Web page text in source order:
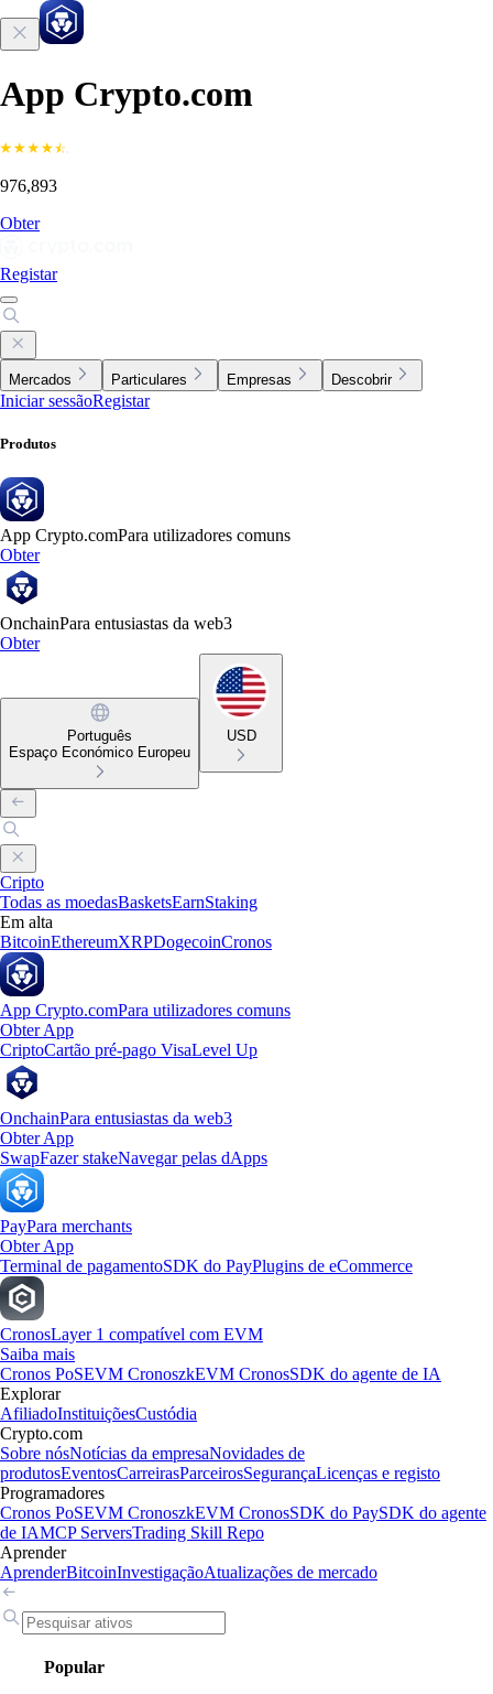
App Crypto.com
976,893
Obter
Registar
Mercados Particulares Empresas Descobrir
Iniciar sessãoRegistar
Produtos
App Crypto.comPara utilizadores comuns
Obter
OnchainPara entusiastas da web3
Obter
Português
Espaço Económico Europeu
USD
Cripto
Todas as moedasBasketsEarnStaking
Em alta
BitcoinEthereumXRPDogecoinCronos
App Crypto.comPara utilizadores comuns
Obter App
CriptoCartão pré-pago VisaLevel Up
OnchainPara entusiastas da web3
Obter App
SwapFazer stakeNavegar pelas dApps
PayPara merchants
Obter App
Terminal de pagamentoSDK do PayPlugins de eCommerce
CronosLayer 1 compatível com EVM
Saiba mais
Cronos PoSEVM CronoszkEVM CronosSDK do agente de IA
Explorar
AfiliadoInstituiçõesCustódia
Crypto.com
Sobre nósNotícias da empresaNovidades de
produtosEventosCarreirasParceirosSegurançaLicenças e registo
Programadores
Cronos PoSEVM CronoszkEVM CronosSDK do PaySDK do agente
de IAMCP ServersTrading Skill Repo
Aprender
AprenderBitcoinInvestigaçãoAtualizações de mercado
Popular